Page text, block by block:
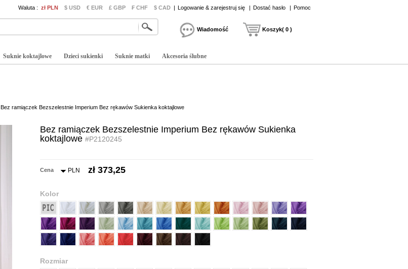
Waluta : zł PLN $ USD € EUR £ GBP ₣ CHF $ CAD | Logowanie & zarejestruj się | Dostać hasło | Pomoc
Wiadomość Koszyk( 0 )
Suknie koktajlowe Dzieci sukienki Suknie matki Akcesoria ślubne
Bez ramiączek Bezszelestnie Imperium Bez rękawów Sukienka koktajlowe
Bez ramiączek Bezszelestnie Imperium Bez rękawów Sukienka
koktajlowe #P2120245
Cena PLN zł 373,25
Kolor
Rozmiar